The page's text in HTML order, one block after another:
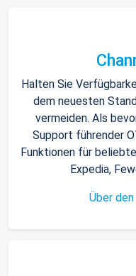
Halten Sie
dem neuesten
vermeiden. Als
Support führender
Funktionen für
Expedia,
Über